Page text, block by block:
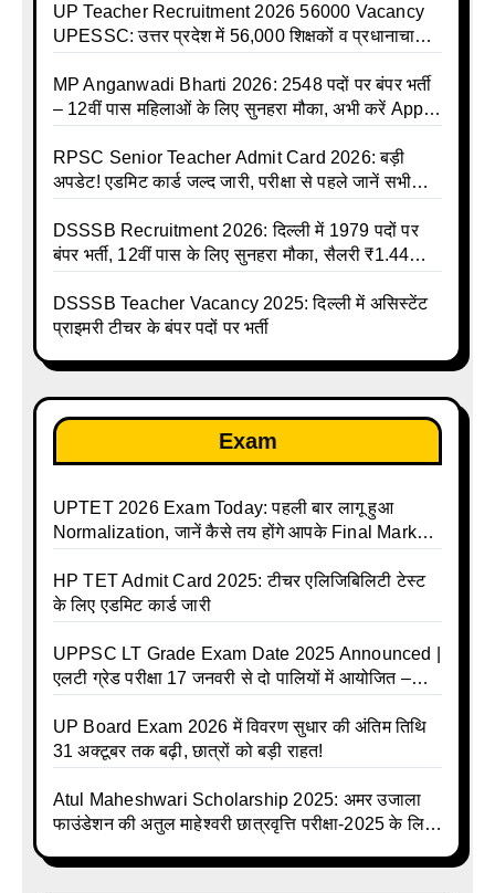
UP Teacher Recruitment 2026 56000 Vacancy
UPESSC: उत्तर प्रदेश में 56,000 शिक्षकों व प्रधानाचार्यों
MP Anganwadi Bharti 2026: 2548 पदों पर बंपर भर्ती
– 12वीं पास महिलाओं के लिए सुनहरा मौका, अभी करें Apply
RPSC Senior Teacher Admit Card 2026: बड़ी
अपडेट! एडमिट कार्ड जल्द जारी, परीक्षा से पहले जानें सभी
DSSSB Recruitment 2026: दिल्ली में 1979 पदों पर
बंपर भर्ती, 12वीं पास के लिए सुनहरा मौका, सैलरी ₹1.44
DSSSB Teacher Vacancy 2025: दिल्ली में असिस्टेंट
प्राइमरी टीचर के बंपर पदों पर भर्ती
Exam
UPTET 2026 Exam Today: पहली बार लागू हुआ
Normalization, जानें कैसे तय होंगे आपके Final Marks
HP TET Admit Card 2025: टीचर एलिजिबिलिटी टेस्ट
के लिए एडमिट कार्ड जारी
UPPSC LT Grade Exam Date 2025 Announced |
एलटी ग्रेड परीक्षा 17 जनवरी से दो पालियों में आयोजित –
UP Board Exam 2026 में विवरण सुधार की अंतिम तिथि
31 अक्टूबर तक बढ़ी, छात्रों को बड़ी राहत!
Atul Maheshwari Scholarship 2025: अमर उजाला
फाउंडेशन की अतुल माहेश्वरी छात्रवृत्ति परीक्षा-2025 के लिए